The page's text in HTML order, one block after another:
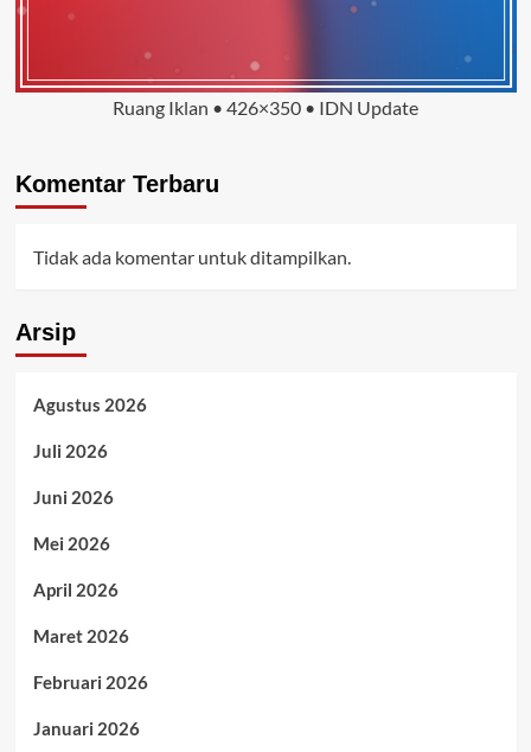
Ruang Iklan • 426×350 • IDN Update
Komentar Terbaru
Tidak ada komentar untuk ditampilkan.
Arsip
Agustus 2026
Juli 2026
Juni 2026
Mei 2026
April 2026
Maret 2026
Februari 2026
Januari 2026